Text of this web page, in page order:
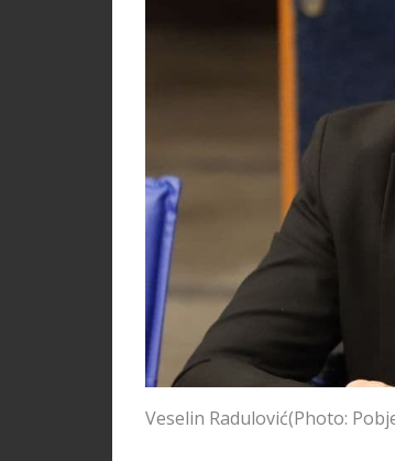
Veselin Radulović(Photo: